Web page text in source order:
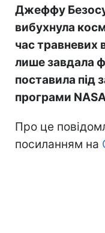
Джеффу
вибухнула
час травневих
лише завдала
поставила під
програми
Про це
посиланням на